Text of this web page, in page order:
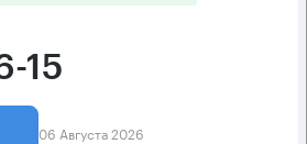
15
06 Августа 2026